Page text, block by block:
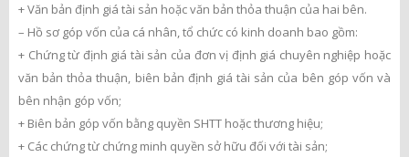
+ Văn bản định giá tài sản hoặc văn bản thỏa thuận của hai bên.
– Hồ sơ góp vốn của cá nhân, tổ chức có kinh doanh bao gồm:
+ Chứng từ định giá tài sản của đơn vị định giá chuyên nghiệp hoặc
văn bản thỏa thuận, biên bản định giá tài sản của bên góp vốn và
bên nhận góp vốn;
+ Biên bản góp vốn bằng quyền SHTT hoặc thương hiệu;
+ Các chứng từ chứng minh quyền sở hữu đối với tài sản;